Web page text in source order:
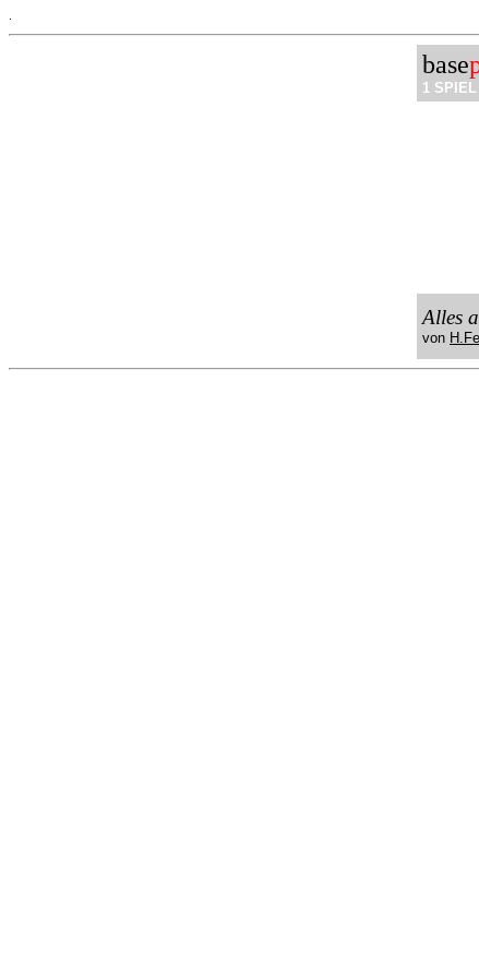
base
1 SPIEL
Alles
von